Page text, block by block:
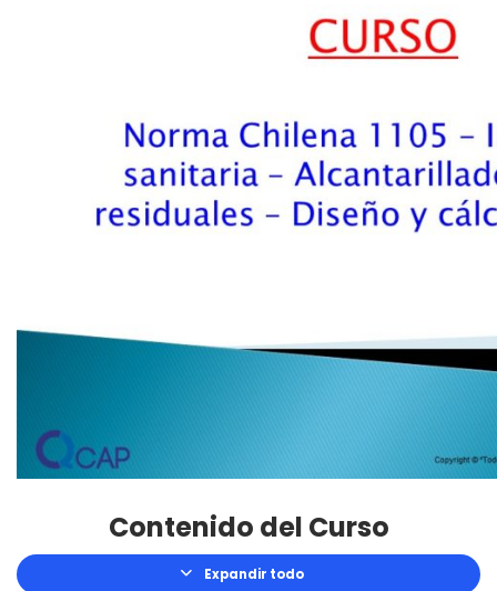
Contenido del Curso
Expandir todo
Lecciones